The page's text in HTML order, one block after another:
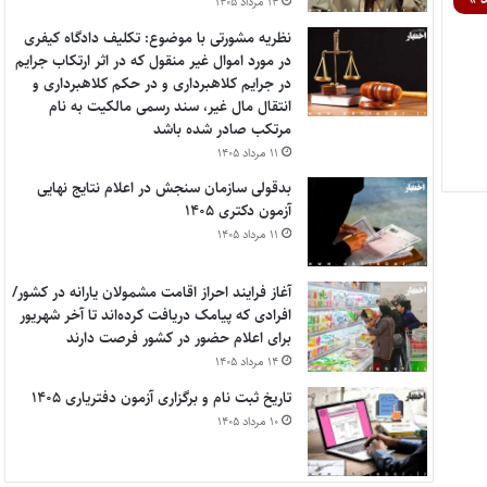
نظریه مشورتی با موضوع: تکلیف دادگاه کیفری
در مورد اموال غیر منقول که در اثر ارتکاب جرایم
در جرایم کلاهبرداری و در حکم کلاهبرداری و
انتقال مال غیر، سند رسمی مالکیت به نام
مرتکب صادر شده باشد
۱۱ مرداد ۱۴۰۵
بدقولی سازمان سنجش در اعلام نتایج نهایی
آزمون دکتری ۱۴۰۵
۱۱ مرداد ۱۴۰۵
آغاز فرایند احراز اقامت مشمولان یارانه در کشور/
افرادی که پیامک دریافت کرده‌اند تا آخر شهریور
برای اعلام حضور در کشور فرصت دارند
۱۴ مرداد ۱۴۰۵
تاریخ ثبت نام و برگزاری آزمون دفتریاری ۱۴۰۵
۱۰ مرداد ۱۴۰۵